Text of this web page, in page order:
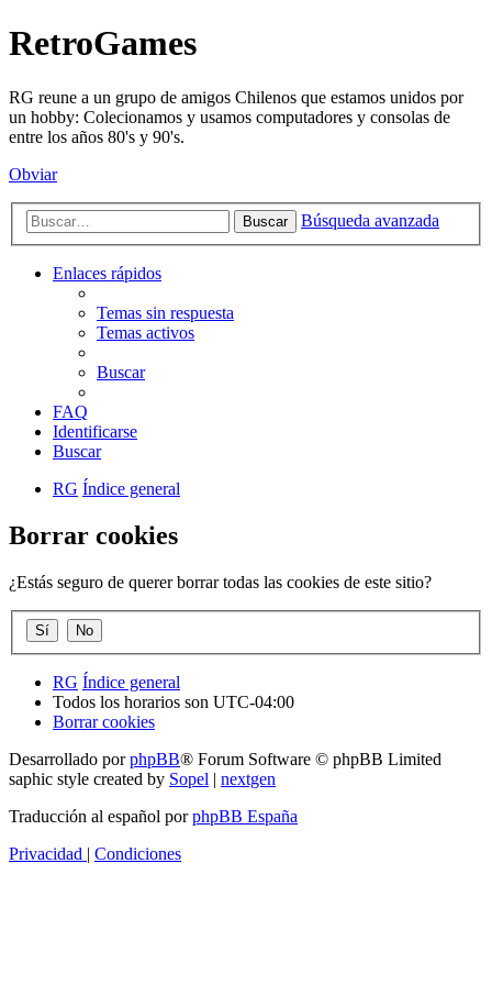
RetroGames
RG reune a un grupo de amigos Chilenos que estamos unidos por
un hobby: Colecionamos y usamos computadores y consolas de
entre los años 80's y 90's.
Obviar
Buscar Búsqueda avanzada
Enlaces rápidos
Temas sin respuesta
Temas activos
Buscar
FAQ
Identificarse
Buscar
RG Índice general
Borrar cookies
¿Estás seguro de querer borrar todas las cookies de este sitio?
RG Índice general
Todos los horarios son UTC-04:00
Borrar cookies
Desarrollado porphpBB® Forum Software © phpBB Limited
saphic style created by Sopel | nextgen
Traducción al español porphpBB España
Privacidad | Condiciones